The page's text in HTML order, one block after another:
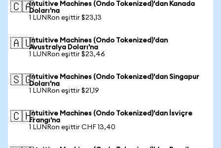
🇨🇦Intuitive Machines (Ondo Tokenized)'dan Kanada
Doları'na
1 LUNRon eşittir $23,13
🇦🇺Intuitive Machines (Ondo Tokenized)'dan
Avustralya Doları'na
1 LUNRon eşittir $23,46
🇸🇬Intuitive Machines (Ondo Tokenized)'dan Singapur
Doları'na
1 LUNRon eşittir $21,19
🇨🇭Intuitive Machines (Ondo Tokenized)'dan İsviçre
Frangı'na
1 LUNRon eşittir CHF 13,40